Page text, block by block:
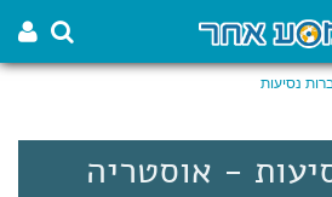
נסיעות
- אוסטריה